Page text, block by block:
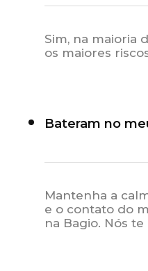
Sim, na maioria
os maiores
Bateram no
Mantenha a
e o contato do
na Bagio. Nós